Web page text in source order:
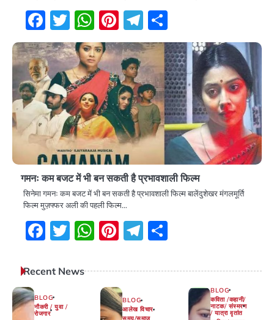
Facebook
Twitter
WhatsApp
Pinterest
Telegram
गमनः कम बजट में भी बन सकती है प्रभावशाली फिल्म
सिनेमा गमनः कम बजट में भी बन सकती है प्रभावशाली फिल्म बालेंदुशेखर मंगलमूर्ति
फिल्म मुज़फ्फर अली की पहली फिल्म…
Facebook
Twitter
WhatsApp
Pinterest
Telegram
Recent News
BLOG
नौकरी / युवा /
रोजगार
BLOG
आलेख विचार
BLOG
कविता /कहानी/
नाटक/ संस्मरण
/ यात्रा वृतांत